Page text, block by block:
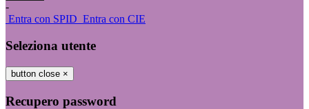
-
Entra con SPID Entra con CIE
Seleziona utente
button close ×
Recupero password